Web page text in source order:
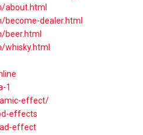
about.html
dealer.html
beer.html
whisky.html
1
effect/
effects
effect